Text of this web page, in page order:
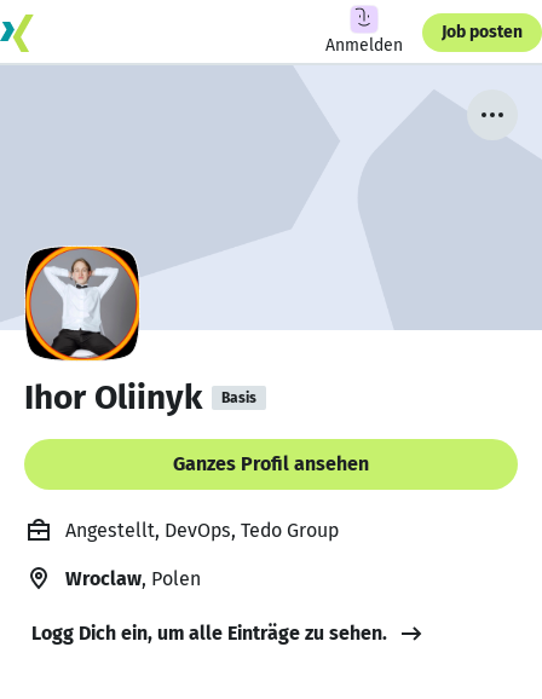
Anmelden
Job posten
Ihor Oliinyk Basis
Ganzes Profil ansehen
Angestellt, DevOps, Tedo Group
Wroclaw, Polen
Logg Dich ein, um alle Einträge zu sehen.